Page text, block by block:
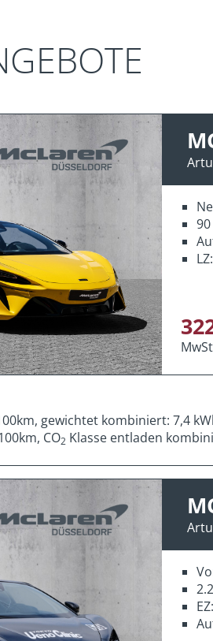
gewichtet kombiniert: 7,4
CO2 Klasse entladen